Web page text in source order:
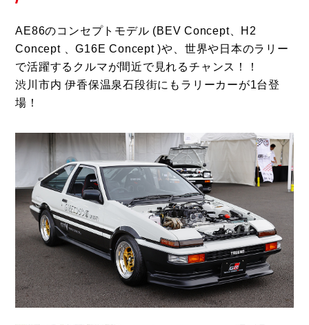
AE86のコンセプトモデル (BEV Concept、H2
Concept 、G16E Concept )や、世界や日本のラリー
で活躍するクルマが間近で見れるチャンス！！
渋川市内 伊香保温泉石段街にもラリーカーが1台登
場！